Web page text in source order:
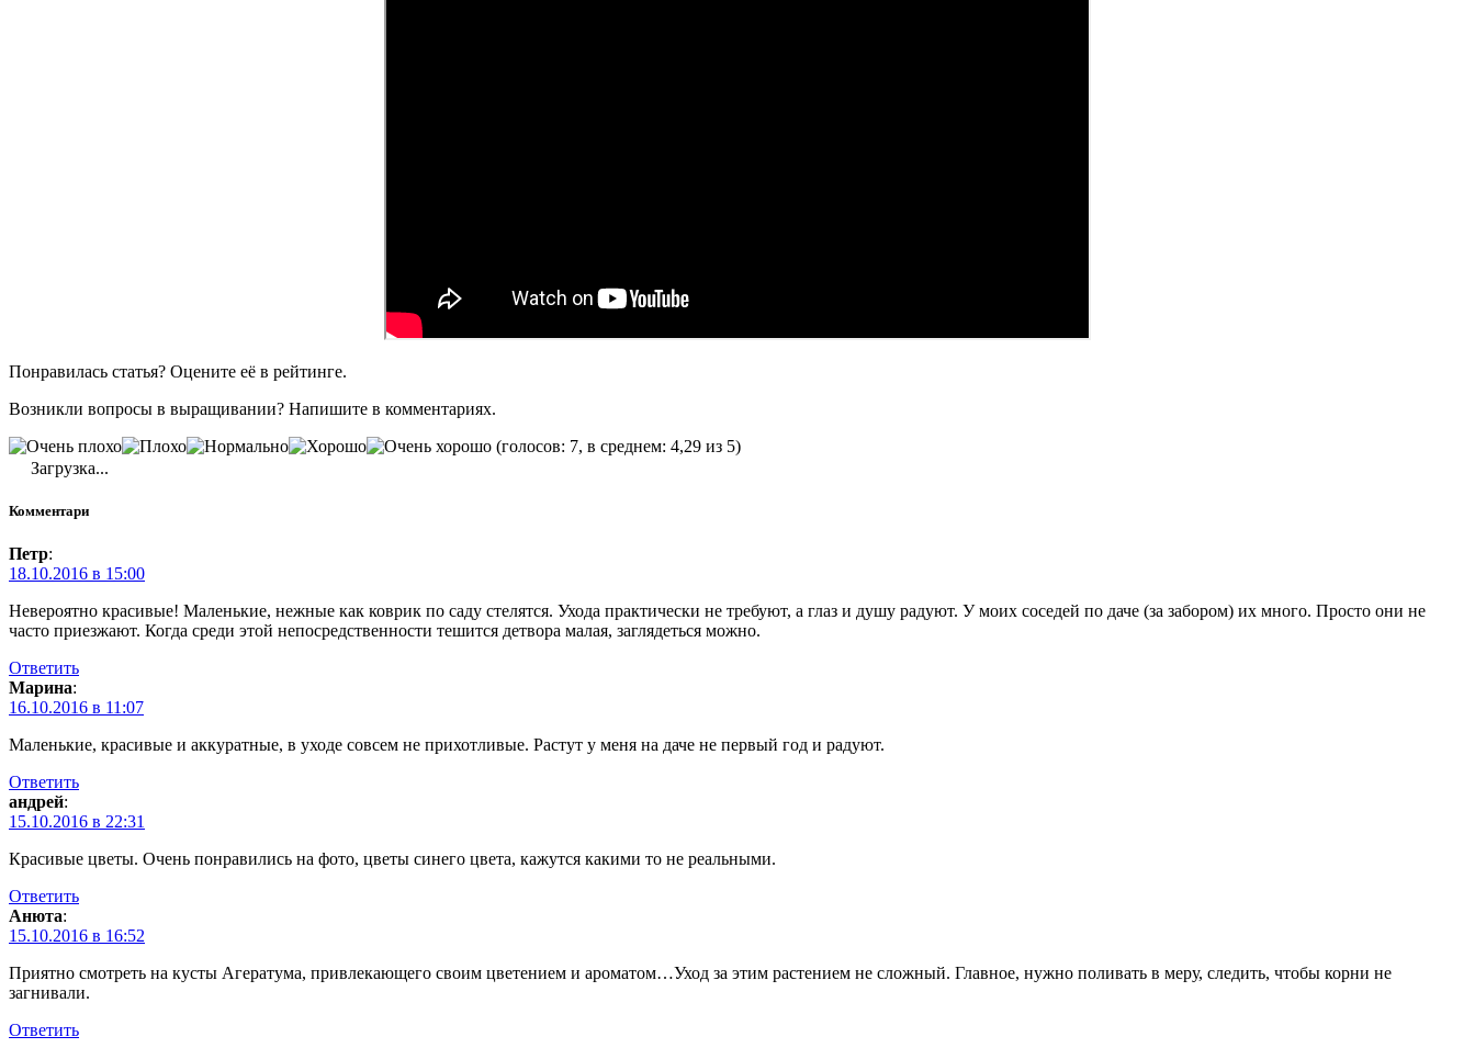
Понравилась статья? Оцените её в рейтинге.
Возникли вопросы в выращивании? Напишите в комментариях.
(голосов: 7, в среднем: 4,29 из 5)
Загрузка...
Комментари
Петр:
18.10.2016 в 15:00
Невероятно красивые! Маленькие, нежные как коврик по саду стелятся. Ухода практически не требуют, а глаз и душу радуют. У моих соседей по даче (за забором) их много. Просто они не
часто приезжают. Когда среди этой непосредственности тешится детвора малая, заглядеться можно.
Ответить
Марина:
16.10.2016 в 11:07
Маленькие, красивые и аккуратные, в уходе совсем не прихотливые. Растут у меня на даче не первый год и радуют.
Ответить
андрей:
15.10.2016 в 22:31
Красивые цветы. Очень понравились на фото, цветы синего цвета, кажутся какими то не реальными.
Ответить
Анюта:
15.10.2016 в 16:52
Приятно смотреть на кусты Агератума, привлекающего своим цветением и ароматом…Уход за этим растением не сложный. Главное, нужно поливать в меру, следить, чтобы корни не
загнивали.
Ответить